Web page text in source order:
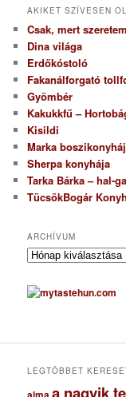
AKIKET SZÍVESEN
Csak, mert
Dina világa
Erdőkóstoló
Fakanálforgató
Gyömbér
Kakukkfű –
Kisildi
Marka
Sherpa konyhája
Tarka Bárka – hal-
TücsökBogár
ARCHÍVUM
A
c
h
u
LEGTÖBBET
a nagyik